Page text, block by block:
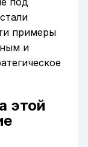
примеры
и
этой